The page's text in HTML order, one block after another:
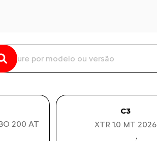
200 AT
C3
XTR 1.0 MT 2026